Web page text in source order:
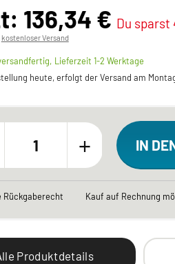
136,34 € Du sparst
kostenloser Versand
Lieferzeit 1-2 Werktage
heute, erfolgt der Versand am
+ IN
Rückgaberecht Kauf auf Rechnung
Produktdetails